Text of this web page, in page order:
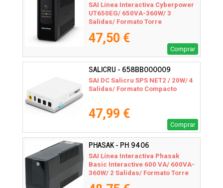
SAI Línea Interactiva Cyberpower
UT650EG/ 650VA-360W/ 3
Salidas/ Formato Torre
47,50 €
Comprar
SALICRU - 658BB000009
SAI DC Salicru SPS NET2 / 20W/ 4
Salidas/ Formato Compacto
47,99 €
Comprar
PHASAK - PH 9406
SAI Línea Interactiva Phasak
Basic Interactive 600 VA/ 600VA-
360W/ 2 Salidas/ Formato Torre